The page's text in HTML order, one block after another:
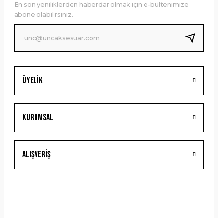
Ürün bilgilerinde hatalar bulunuyor.
Ürün fiyatı diğer sitelerden daha pahalı.
Bu ürüne benzer farklı alternatifler olmalı.
Gönder
Üyelik
Kurumsal
Alışveriş
En son yeniliklerden haberdar olmak için e-bültenimize
abone olabilirsiniz.